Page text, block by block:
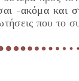
-ακόμα και
που το